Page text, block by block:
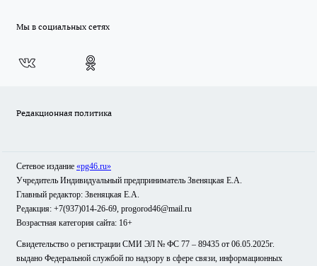
Мы в социальных сетях
Редакционная политика
Сетевое издание «pg46.ru»
Учредитель Индивидуальный предприниматель Звеняцкая Е.А.
Главный редактор: Звеняцкая Е.А.
Редакция: +7(937)014-26-69, progorod46@mail.ru
Возрастная категория сайта: 16+
Свидетельство о регистрации СМИ ЭЛ № ФС 77 – 89435 от 06.05.2025г.
выдано Федеральной службой по надзору в сфере связи, информационных